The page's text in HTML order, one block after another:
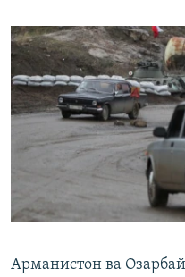
Арманистон ва